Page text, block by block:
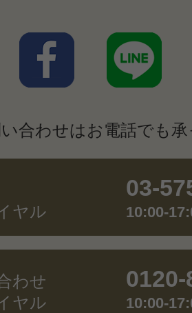
合わせはお電話でも
ヤル
03-
10:00-
わせ
ヤル
10:00-